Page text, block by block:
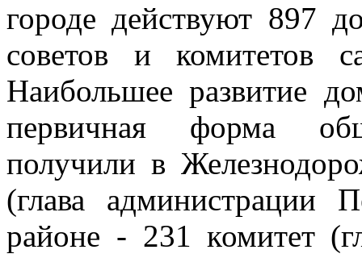
городе действуют 897
советов и комитетов
Наибольшее развитие
первичная форма
получили в
(глава
районе - 231 комитет